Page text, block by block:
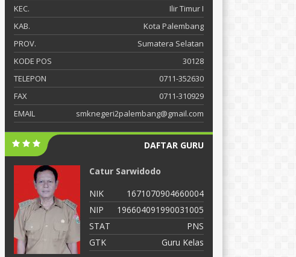
KEC.
Ilir Timur I
KAB.
Kota Palembang
PROV.
Sumatera Selatan
KODE POS
30128
TELEPON
0711-352630
FAX
0711-310929
EMAIL
smknegeri2palembang@gmail.com
DAFTAR GURU
Catur Sarwidodo
NIK
1671070904660004
NIP
196604091990031005
STAT
PNS
GTK
Guru Kelas